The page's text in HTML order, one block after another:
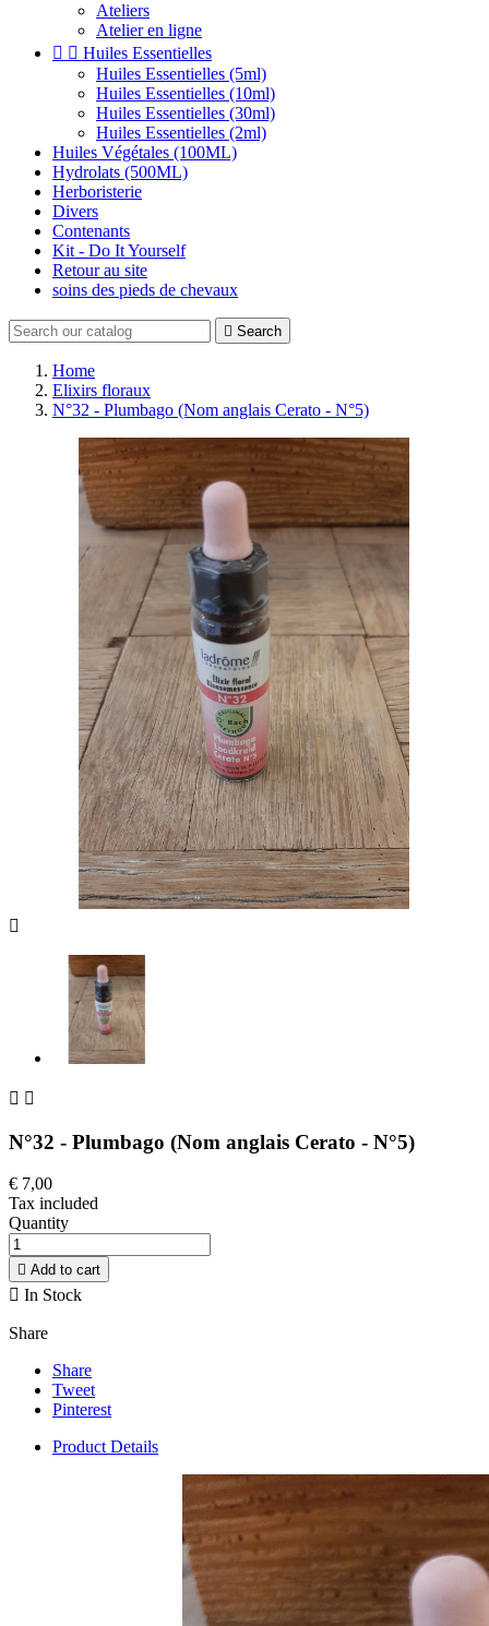
Ateliers
Atelier en ligne
  Huiles Essentielles
Huiles Essentielles (5ml)
Huiles Essentielles (10ml)
Huiles Essentielles (30ml)
Huiles Essentielles (2ml)
Huiles Végétales (100ML)
Hydrolats (500ML)
Herboristerie
Divers
Contenants
Kit - Do It Yourself
Retour au site
soins des pieds de chevaux
 Search
Home
Elixirs floraux
N°32 - Plumbago (Nom anglais Cerato - N°5)

 
N°32 - Plumbago (Nom anglais Cerato - N°5)
€ 7,00
Tax included
Quantity
 Add to cart
 In Stock
Share
Share
Tweet
Pinterest
Product Details